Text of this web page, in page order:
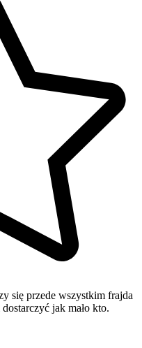
się przede wszystkim frajda
jak mało kto.